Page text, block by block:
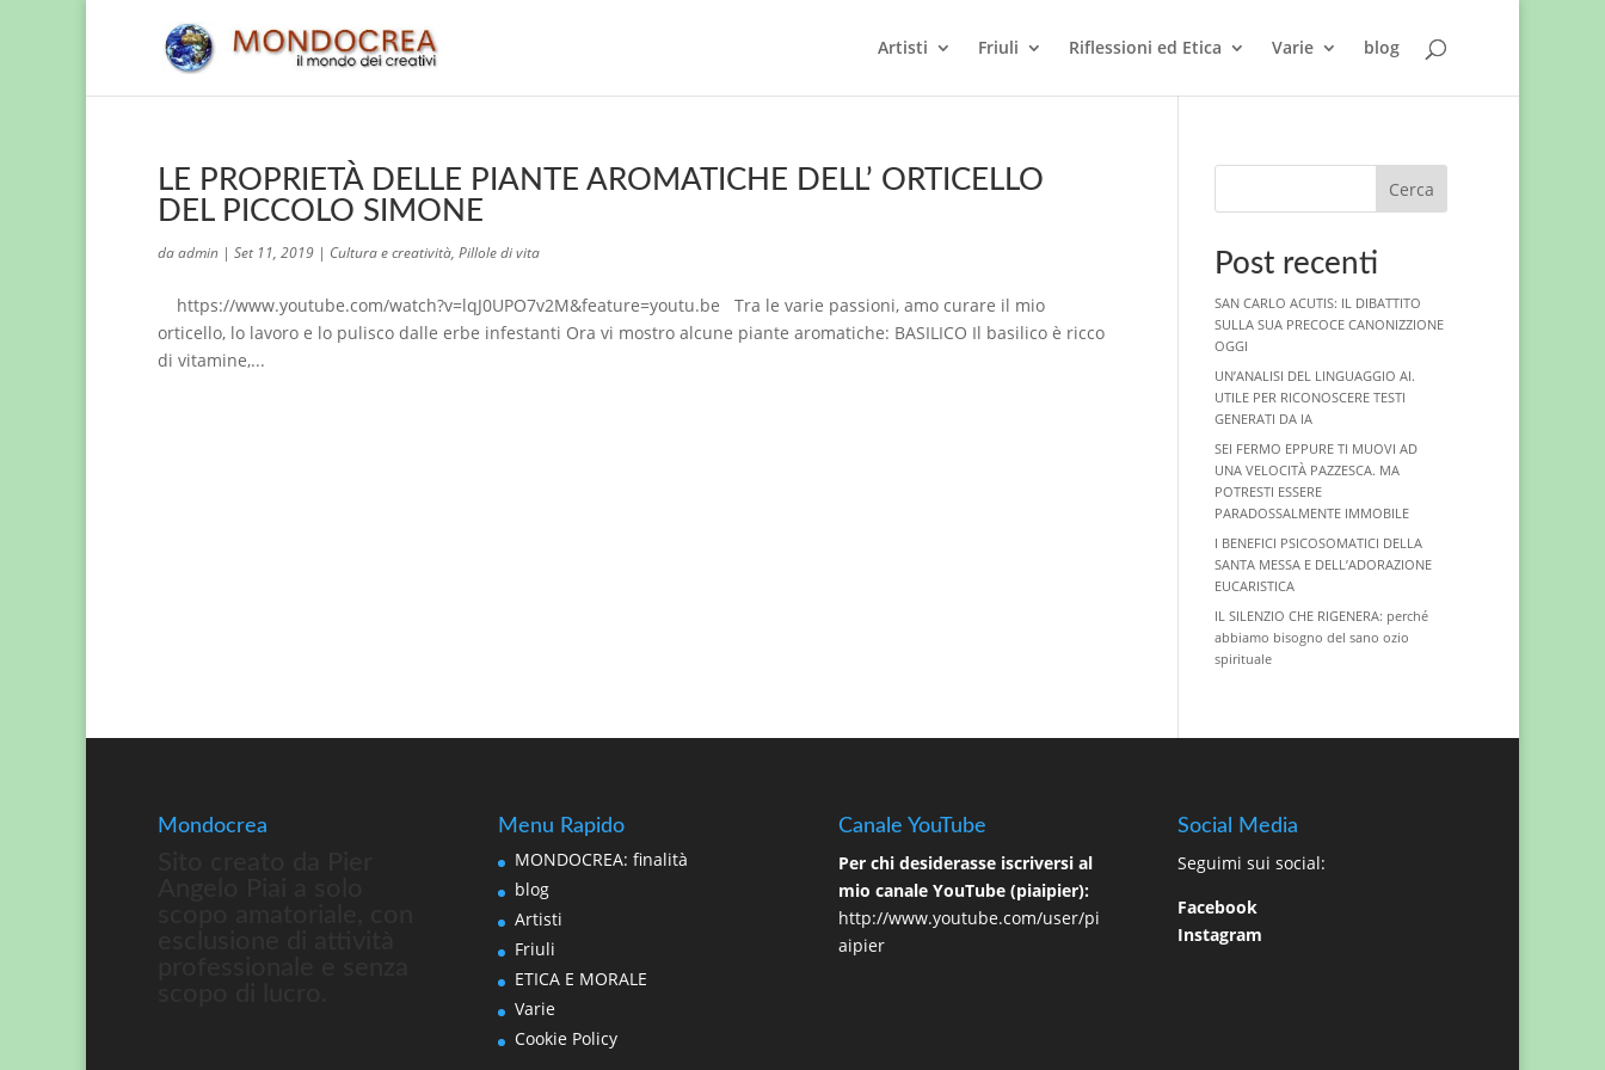
Artisti Friuli Riflessioni ed Etica Varie blog
LE PROPRIETÀ DELLE PIANTE AROMATICHE DELL’ ORTICELLO
DEL PICCOLO SIMONE
daadmin | Set 11, 2019 | Cultura e creatività, Pillole di vita
https://www.youtube.com/watch?v=lqJ0UPO7v2M&feature=youtu.be Tra le varie passioni, amo curare il mio
orticello, lo lavoro e lo pulisco dalle erbe infestanti Ora vi mostro alcune piante aromatiche: BASILICO Il basilico è ricco
di vitamine,...
Cerca
Post recenti
SAN CARLO ACUTIS: IL DIBATTITO
SULLA SUA PRECOCE CANONIZZIONE
OGGI
UN’ANALISI DEL LINGUAGGIO AI.
UTILE PER RICONOSCERE TESTI
GENERATI DA IA
SEI FERMO EPPURE TI MUOVI AD
UNA VELOCITÀ PAZZESCA. MA
POTRESTI ESSERE
PARADOSSALMENTE IMMOBILE
I BENEFICI PSICOSOMATICI DELLA
SANTA MESSA E DELL’ADORAZIONE
EUCARISTICA
IL SILENZIO CHE RIGENERA: perché
abbiamo bisogno del sano ozio
spirituale
Mondocrea Menu Rapido
MONDOCREA: finalità
blog
Artisti
Friuli
ETICA E MORALE
Varie
Cookie Policy
Canale YouTube
Per chi desiderasse iscriversi al
mio canale YouTube (piaipier):
http://www.youtube.com/user/pi
aipier
Social Media
Seguimi sui social:
Facebook
Instagram